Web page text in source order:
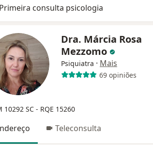
Primeira consulta psicologia
Dra. Márcia Rosa
Mezzomo
Psiquiatra · Mais
69 opiniões
10292 SC - RQE 15260
Teleconsulta